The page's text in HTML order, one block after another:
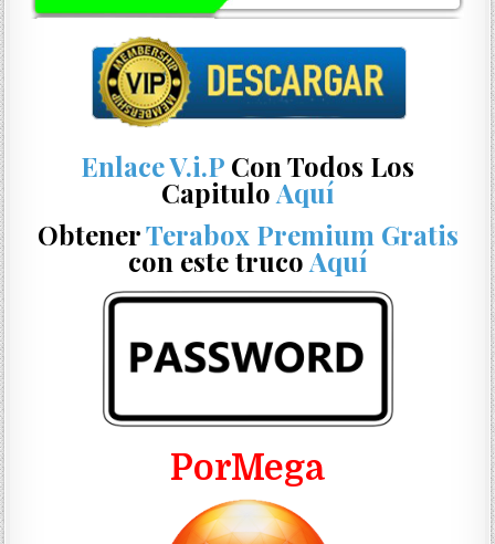
Enlace V.i.P Con Todos Los
Capitulo Aquí
ObtenerTerabox Premium Gratis
con este truco Aquí
PorMega